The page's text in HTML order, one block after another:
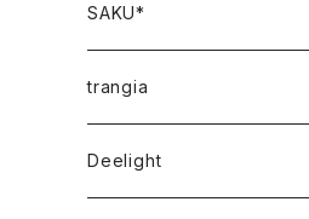
SAKU*
trangia
Deelight